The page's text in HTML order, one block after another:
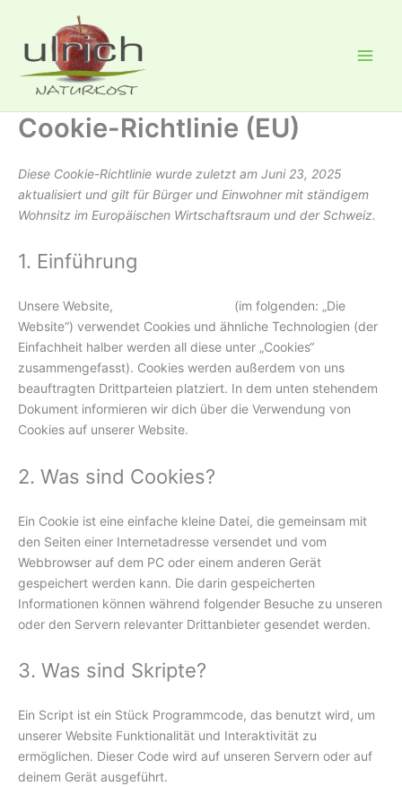
springen
Cookie-Richtlinie (EU)
Diese Cookie-Richtlinie wurde zuletzt am Juni 23, 2025
aktualisiert und gilt für Bürger und Einwohner mit ständigem
Wohnsitz im Europäischen Wirtschaftsraum und der Schweiz.
1. Einführung
Unsere Website,
(im folgenden: „Die
Website“) verwendet Cookies und ähnliche Technologien (der
Einfachheit halber werden all diese unter „Cookies“
zusammengefasst). Cookies werden außerdem von uns
beauftragten Drittparteien platziert. In dem unten stehendem
Dokument informieren wir dich über die Verwendung von
Cookies auf unserer Website.
2. Was sind Cookies?
Ein Cookie ist eine einfache kleine Datei, die gemeinsam mit
den Seiten einer Internetadresse versendet und vom
Webbrowser auf dem PC oder einem anderen Gerät
gespeichert werden kann. Die darin gespeicherten
Informationen können während folgender Besuche zu unseren
oder den Servern relevanter Drittanbieter gesendet werden.
3. Was sind Skripte?
Ein Script ist ein Stück Programmcode, das benutzt wird, um
unserer Website Funktionalität und Interaktivität zu
ermöglichen. Dieser Code wird auf unseren Servern oder auf
deinem Gerät ausgeführt.